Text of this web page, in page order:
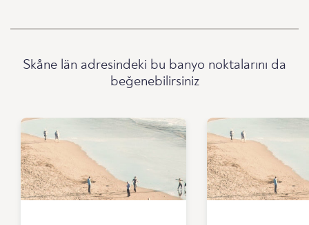
Skåne län adresindeki bu banyo noktalarını da
beğenebilirsiniz